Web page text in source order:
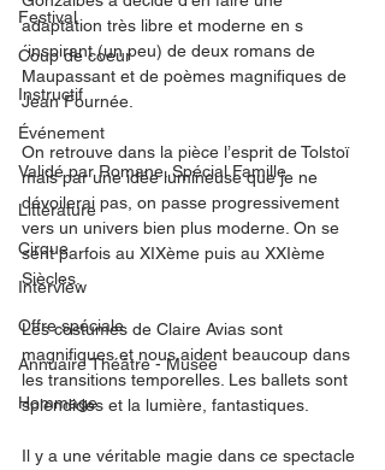
Festival
Coup de coeur
Instructif
Événement
Validé par Romane. Spécial Famille
Littérature
Cirque
Interview
Offre spéciale
Annuaire Théâtre - Musée
Hommage
adaptation très libre et moderne en s
´inspirant (un peu) de deux romans de
Maupassant et de poèmes magnifiques de
Jean Fournée.
On retrouve dans la pièce l’esprit de Tolstoï
mais par une idée lumineuse que je ne
dévoilerai pas, on passe progressivement
vers un univers bien plus moderne. On se
sent parfois au XIXème puis au XXIème
Siècles.
Les costumes de Claire Avias sont
magnifiques et nous aident beaucoup dans
les transitions temporelles. Les ballets sont
splendides et la lumière, fantastiques.
Il y a une véritable magie dans ce spectacle